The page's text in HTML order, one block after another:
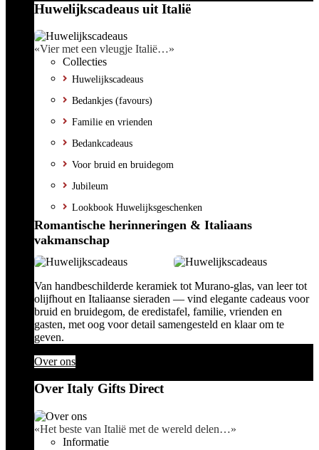
Huwelijkscadeaus uit Italië
«Vier met een vleugje Italië…»
Collecties
Huwelijkscadeaus
Bedankjes (favours)
Familie en vrienden
Bedankcadeaus
Voor bruid en bruidegom
Jubileum
Lookbook Huwelijksgeschenken
Romantische herinneringen & Italiaans
vakmanschap
Van handbeschilderde keramiek tot Murano-glas, van leer tot
olijfhout en Italiaanse sieraden — vind elegante cadeaus voor
bruid en bruidegom, de eredistafel, familie, vrienden en
gasten, met oog voor detail samengesteld en klaar om te
geven.
Over ons
Over Italy Gifts Direct
«Het beste van Italië met de wereld delen…»
Informatie